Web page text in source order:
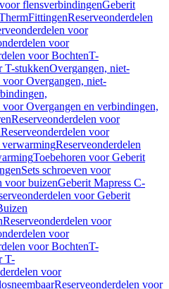
flensverbindingenGeberit
FittingenReserveonderdelen
voor
voor
voor BochtenT-
T-stukkenOvergangen, niet-
voor Overgangen, niet-
voor Overgangen en verbindingen,
Reserveonderdelen voor
Reserveonderdelen voor
Reserveonderdelen
Toebehoren voor Geberit
Sets schroeven voor
voor buizenGeberit Mapress C-
voor Geberit
Reserveonderdelen voor
voor
voor BochtenT-
T-
voor
Reserveonderdelen voor